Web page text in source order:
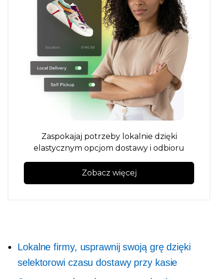
Zaspokajaj potrzeby lokalnie dzięki
elastycznym opcjom dostawy i odbioru
Zobacz więcej
Lokalne firmy, usprawnij swoją grę dzięki
selektorowi czasu dostawy przy kasie